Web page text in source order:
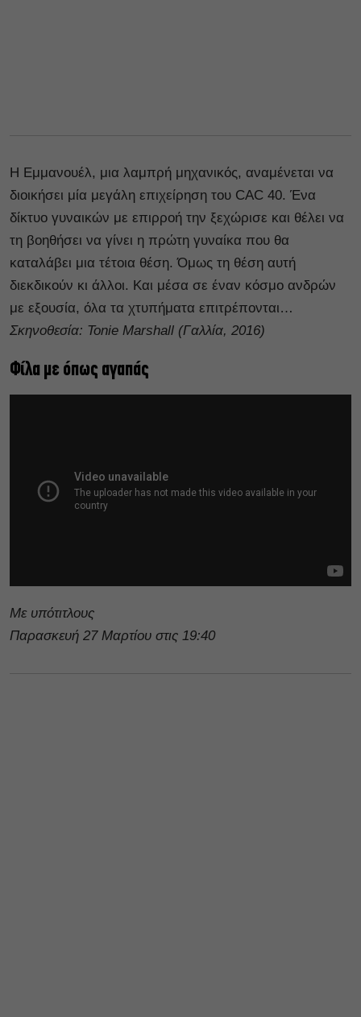
Η Εμμανουέλ, μια λαμπρή μηχανικός, αναμένεται να
διοικήσει μία μεγάλη επιχείρηση του CAC 40. Ένα
δίκτυο γυναικών με επιρροή την ξεχώρισε και θέλει να
τη βοηθήσει να γίνει η πρώτη γυναίκα που θα
καταλάβει μια τέτοια θέση. Όμως τη θέση αυτή
διεκδικούν κι άλλοι. Και μέσα σε έναν κόσμο ανδρών
με εξουσία, όλα τα χτυπήματα επιτρέπονται…
Σκηνοθεσία: Tonie Marshall (Γαλλία, 2016)
Φίλα με όπως αγαπάς
Με υπότιτλους
Παρασκευή 27 Μαρτίου στις 19:40